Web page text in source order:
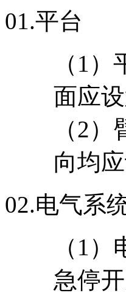
01.平台
（1
面应
（2
向均
02.电气系
（1
急停开